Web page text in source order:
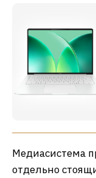
Медиасистема
отдельно